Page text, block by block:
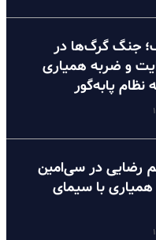
جنگ گرگ‌ها در
و ضربه همیاری
نظام پا‌به‌گور
رضایی در سی‌امین
همیاری با سیمای